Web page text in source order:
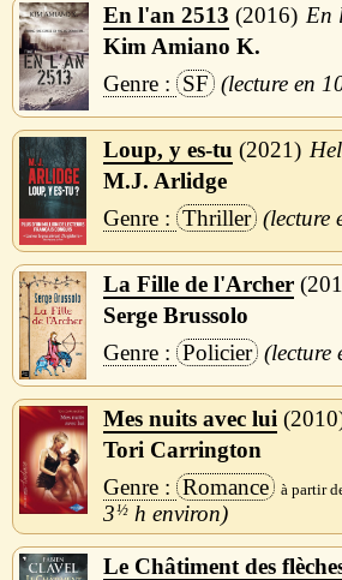
En l'an 2513 2016
En
Kim Amiano K.
SF
Loup, y es-tu 2021
M.J. Arlidge
Thriller
La Fille de l'Archer
Serge Brussolo
Policier
Mes nuits avec lui
2010
Tori Carrington
Romance
3½ h
Le Châtiment des